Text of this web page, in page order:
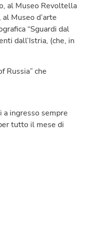
al Museo Revoltella
Museo d’arte
“Sguardi dal
dall’Istria, (che, in
Russia” che
a ingresso sempre
tutto il mese di